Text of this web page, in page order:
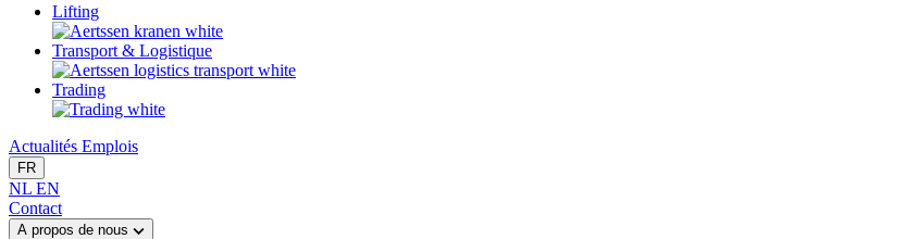
Lifting
Transport & Logistique
Trading
Actualités Emplois
FR
NL EN
Contact
A propos de nous